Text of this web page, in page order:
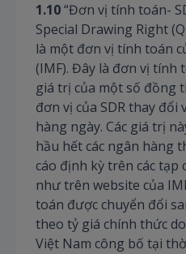
1.10“Đơn vị tính toán-
Special Drawing Right
là một đơn vị tính toán
(IMF). Đây là đơn vị tính
giá trị của một số đồng
đơn vị của SDR thay
hàng ngày. Các giá trị
hầu hết các ngân hàng
cáo định kỳ trên các tạp
như trên website của
toán được chuyển đổi
theo tỷ giá chính thức
Việt Nam công bố tại